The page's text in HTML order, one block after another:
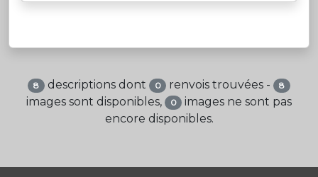
8 descriptions dont 0 renvois trouvées - 8
images sont disponibles, 0
images ne sont pas
encore disponibles.